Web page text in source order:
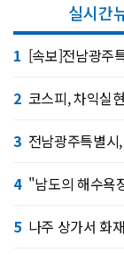
실시간
1 [속보]전남광주
2 코스피, 차익실
3 전남광주특별시,
4 "남도의 해수욕
5 나주 상가서 화